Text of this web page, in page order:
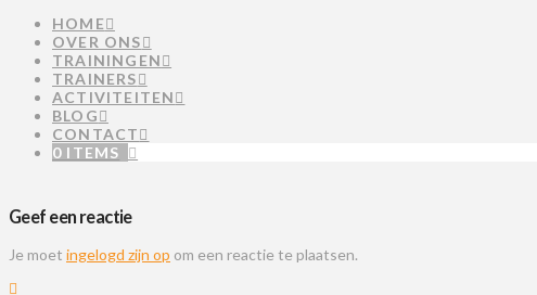
HOME
OVER ONS
TRAININGEN
TRAINERS
ACTIVITEITEN
BLOG
CONTACT
0 ITEMS
Geef een reactie
Je moet ingelogd zijn op om een reactie te plaatsen.